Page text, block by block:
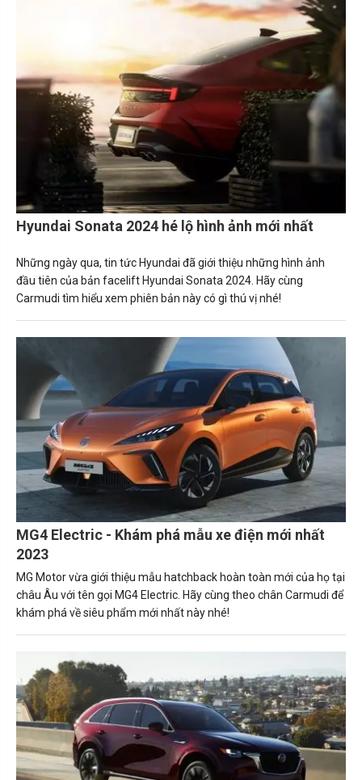
Hyundai Sonata 2024 hé lộ hình ảnh mới nhất
Những ngày qua, tin tức Hyundai đã giới thiệu những hình ảnh
đầu tiên của bản facelift Hyundai Sonata 2024. Hãy cùng
Carmudi tìm hiểu xem phiên bản này có gì thú vị nhé!
MG4 Electric - Khám phá mẫu xe điện mới nhất
2023
MG Motor vừa giới thiệu mẫu hatchback hoàn toàn mới của họ tại
châu Âu với tên gọi MG4 Electric. Hãy cùng theo chân Carmudi để
khám phá về siêu phẩm mới nhất này nhé!